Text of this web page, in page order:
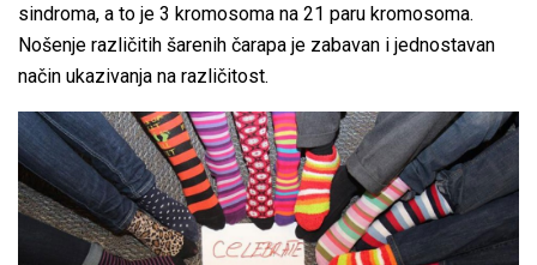
sindroma, a to je 3 kromosoma na 21 paru kromosoma.
Nošenje različitih šarenih čarapa je zabavan i jednostavan
način ukazivanja na različitost.